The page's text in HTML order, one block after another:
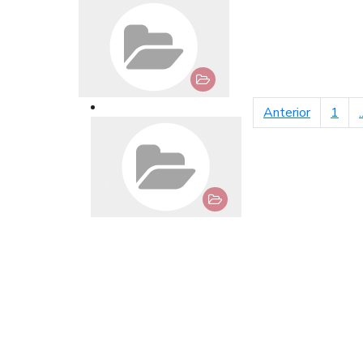
Anteriorpágina
1